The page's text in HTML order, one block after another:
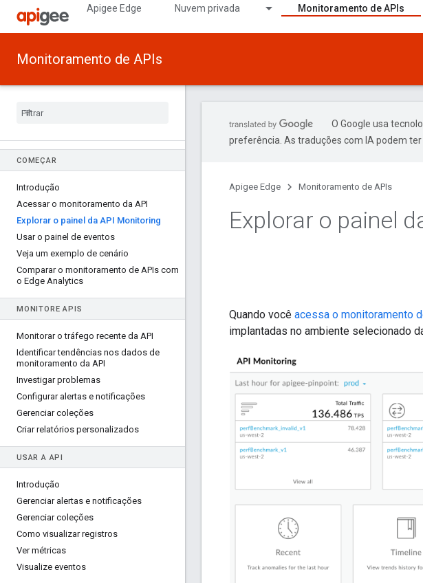
Apigee Edge Nuvem privada Monitoramento de APIs
Monitoramento de APIs
COMEÇAR
Introdução
Acessar o monitoramento da API
Explorar o painel da API Monitoring
Usar o painel de eventos
Veja um exemplo de cenário
Comparar o monitoramento de APIs com
o Edge Analytics
MONITORE APIS
Monitorar o tráfego recente da API
Identificar tendências nos dados de
monitoramento da API
Investigar problemas
Configurar alertas e notificações
Gerenciar coleções
Criar relatórios personalizados
USAR A API
Introdução
Gerenciar alertas e notificações
Gerenciar coleções
Como visualizar registros
Ver métricas
Visualize eventos
O Google usa
preferência. As traduções com IA podem ter
Apigee Edge Monitoramento de APIs
Explorar o painel
Quando você acessa o monitoramento
implantadas no ambiente selecionado